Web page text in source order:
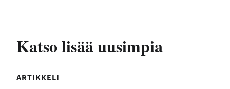
Katso lisää uusimpia
ARTIKKELI